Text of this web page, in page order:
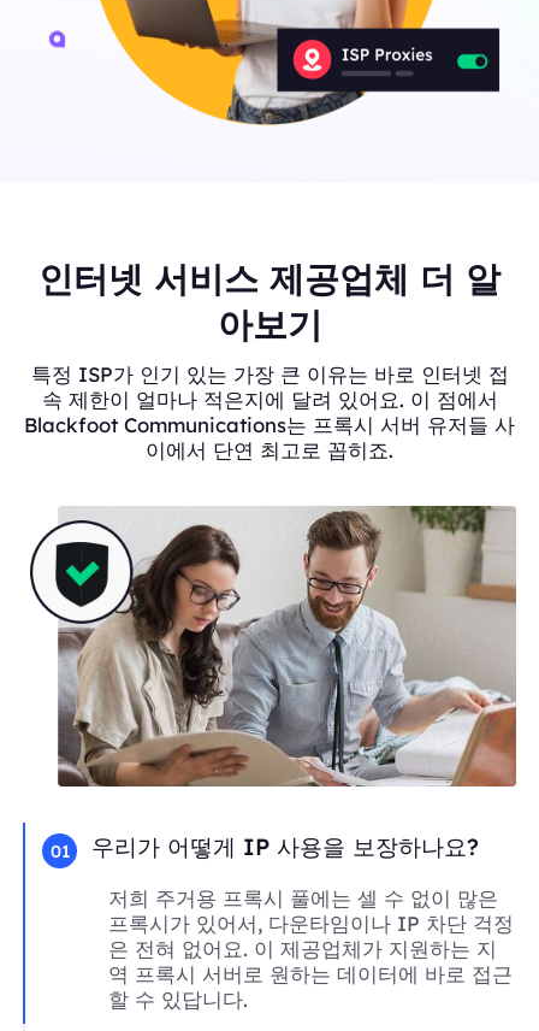
인터넷 서비스 제공업체 더 알
아보기
특정 ISP가 인기 있는 가장 큰 이유는 바로 인터넷 접
속 제한이 얼마나 적은지에 달려 있어요. 이 점에서
Blackfoot Communications는 프록시 서버 유저들 사
이에서 단연 최고로 꼽히죠.
01 우리가 어떻게 IP 사용을 보장하나요?
저희 주거용 프록시 풀에는 셀 수 없이 많은
프록시가 있어서, 다운타임이나 IP 차단 걱정
은 전혀 없어요. 이 제공업체가 지원하는 지
역 프록시 서버로 원하는 데이터에 바로 접근
할 수 있답니다.